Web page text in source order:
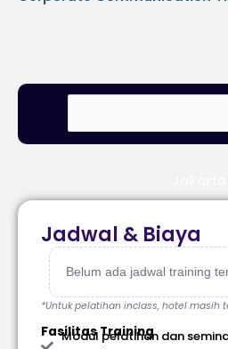
Jadwal & Biaya
Belum ada jadwal training
*Untuk pelatihan inclass, hotel masih
Fasilitas Training
Modul pelatihan dan